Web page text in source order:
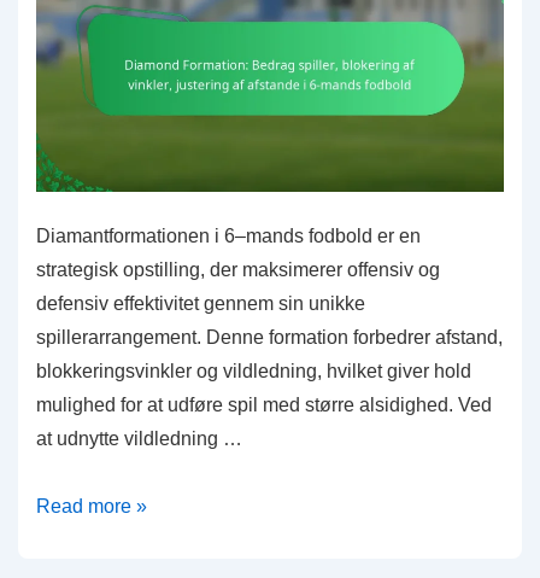
Diamantformationen i 6–mands fodbold er en
strategisk opstilling, der maksimerer offensiv og
defensiv effektivitet gennem sin unikke
spillerarrangement. Denne formation forbedrer afstand,
blokkeringsvinkler og vildledning, hvilket giver hold
mulighed for at udføre spil med større alsidighed. Ved
at udnytte vildledning …
Diamond
Read more »